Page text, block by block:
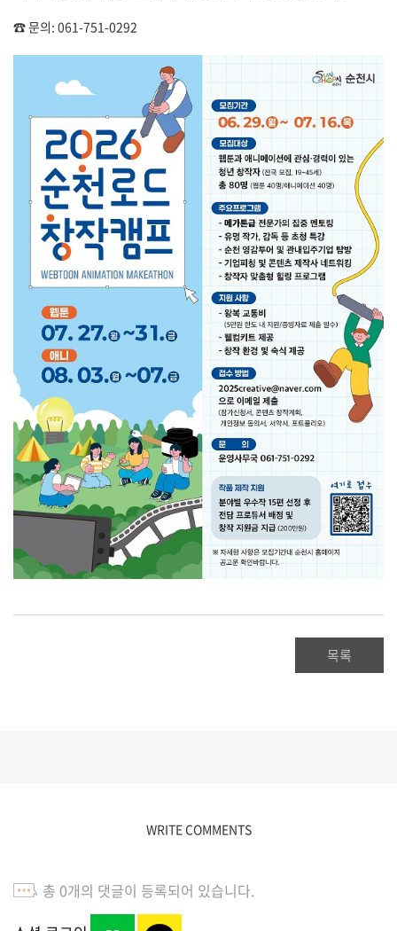
☎ 문의: 061-751-0292
목록
WRITE COMMENTS
총 0개의 댓글이 등록되어 있습니다.